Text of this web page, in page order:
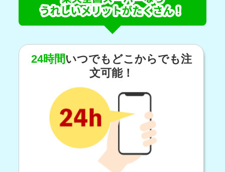
24時間 いつでもどこからでも注
文可能！